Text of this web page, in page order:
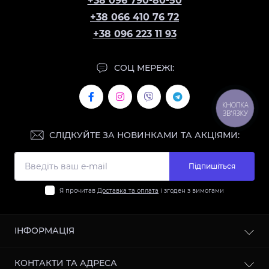
+38 066 410 76 72
+38 096 223 11 93
СОЦ МЕРЕЖІ:
СЛІДКУЙТЕ ЗА НОВИНКАМИ ТА АКЦІЯМИ:
Підпишіться
Я прочитав Доставка та оплата і згоден з вимогами
ІНФОРМАЦІЯ
КОНТАКТИ ТА АДРЕСА
КНОПКА
ЗВ'ЯЗКУ